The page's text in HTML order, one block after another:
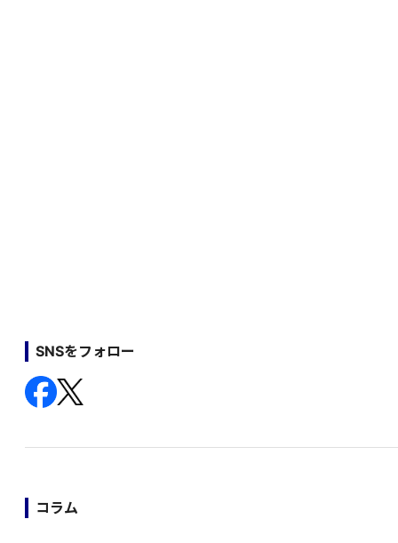
SNSをフォロー
コラム